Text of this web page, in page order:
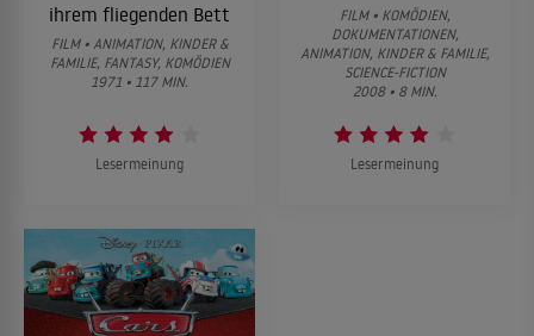
ihrem fliegenden Bett
FILM • ANIMATION, KINDER &
FAMILIE, FANTASY, KOMÖDIEN
1971 • 117 MIN.
Lesermeinung
FILM • KOMÖDIEN,
DOKUMENTATIONEN,
ANIMATION, KINDER & FAMILIE,
SCIENCE-FICTION
2008 • 8 MIN.
Lesermeinung